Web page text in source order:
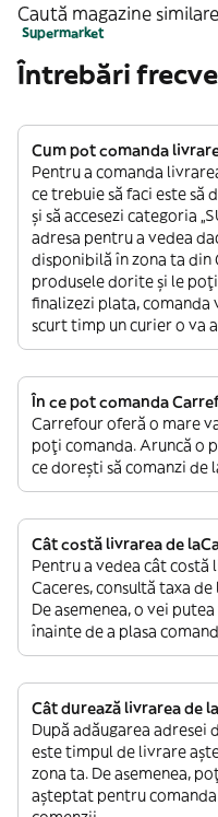
Caută magazine
Supermarket
Întrebări
Cum pot comanda
Pentru a comanda
ce trebuie să faci este să
și să accesezi categoria
adresa pentru a vedea
disponibilă în zona ta din
produsele dorite și le
finalizezi plata, comanda
scurt timp un curier o va
În ce pot comanda
Carrefour oferă o mare
poți comanda. Aruncă o
ce dorești să comanzi de
Cât costă livrarea de
Pentru a vedea cât
Caceres, consultă taxa
De asemenea, o vei
înainte de a plasa
Cât durează livrarea de
După adăugarea adresei
este timpul de livrare
zona ta. De asemenea,
așteptat pentru